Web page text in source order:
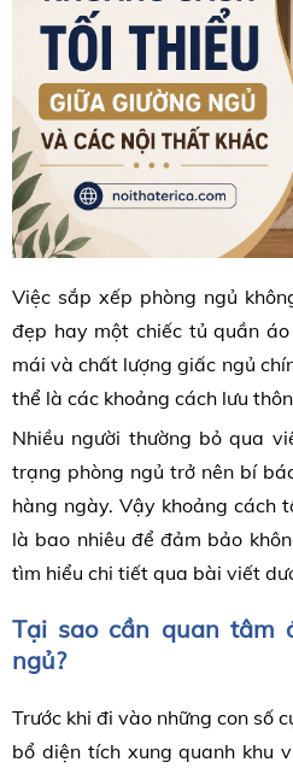
Việc sắp xếp phòng ngủ
đẹp hay một chiếc tủ quần
mái và chất lượng giấc ngủ
thể là các khoảng cách lưu
Nhiều người thường bỏ qua
trạng phòng ngủ trở nên bí
hàng ngày. Vậy khoảng cách
là bao nhiêu để đảm bảo
tìm hiểu chi tiết qua bài viết
Tại sao cần quan tâm
ngủ?
Trước khi đi vào những con số
bổ diện tích xung quanh khu